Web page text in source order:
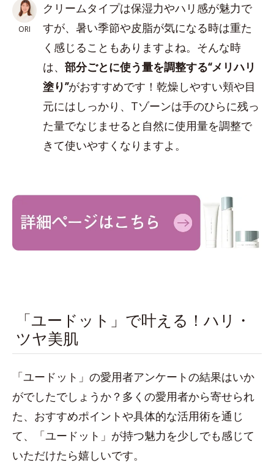
ORI
クリームタイプは保湿力やハリ感が魅力で
すが、暑い季節や皮脂が気になる時は重た
く感じることもありますよね。そんな時
は、 部分ごとに使う量を調整する“メリハリ
塗り”がおすすめです！乾燥しやすい頬や目
元にはしっかり、Tゾーンは手のひらに残っ
た量でなじませると自然に使用量を調整で
きて使いやすくなりますよ。
「ユードット」で叶える！ハリ・
ツヤ美肌
「ユードット」の愛用者アンケートの結果はいか
がでしたでしょうか？多くの愛用者から寄せられ
た、おすすめポイントや具体的な活用術を通じ
て、「ユードット」が持つ魅力を少しでも感じて
いただけたら嬉しいです。